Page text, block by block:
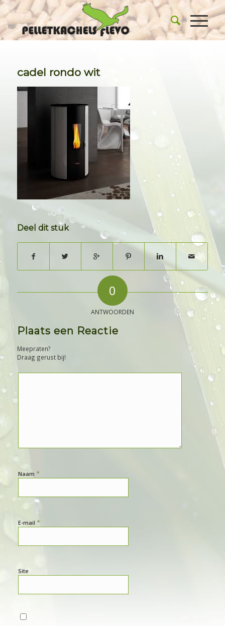
cadel rondo wit
Deel dit stuk
0
ANTWOORDEN
Plaats een Reactie
Meepraten?
Draag gerust bij!
Naam *
E-mail *
Site